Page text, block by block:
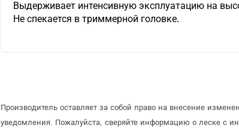
Выдерживает интенсивную эксплуатацию на
Не спекается в триммерной головке.
Производитель оставляет за собой право на внесение
уведомления. Пожалуйста, сверяйте информацию о леске с